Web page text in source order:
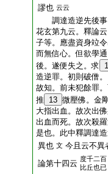
謬也 云云
調達造逆先後事
花玄第九云。釋論
子等。應盡資身竝
而無信心。但欲學
後。遂便失之。求
造逆罪。初則破僧
故知。前未犯餘罪
推 13 微壓佛。金
大指出血。故次出
出血而死。故次殺
是也。此中釋調達
異也 文 今且云不異
論第十四云 度千二百
比丘也已